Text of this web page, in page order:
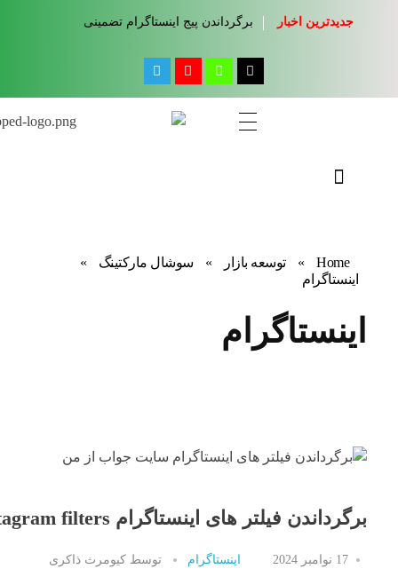
جدیدترین اخبار برگرداندن پیج اینستاگرام تضمینی
Home
» توسعه بازار » سوشال مارکتینگ
»
اینستاگرام
اینستاگرام
برگرداندن فیلتر های اینستاگرام Instagram filters
17 نوامبر 2024 اینستاگرام توسط کیومرث ذاکری